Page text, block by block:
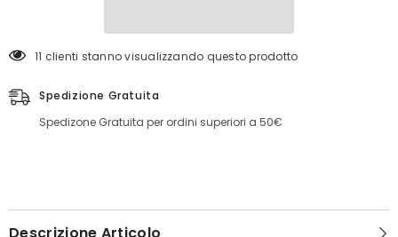
11 clienti stanno visualizzando questo prodotto
Spedizione Gratuita
Spedizone Gratuita per ordini superiori a 50€
Descrizione Articolo